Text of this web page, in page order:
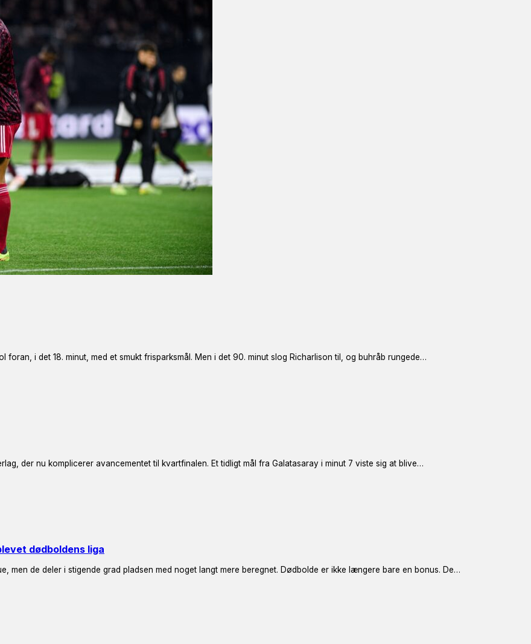
i det 18. minut, med et smukt frisparksmål. Men i det 90. minut slog Richarlison til, og buhråb rungede…
der nu komplicerer avancementet til kvartfinalen. Et tidligt mål fra Galatasaray i minut 7 viste sig at blive…
dødboldens liga
men de deler i stigende grad pladsen med noget langt mere beregnet. Dødbolde er ikke længere bare en bonus. De…